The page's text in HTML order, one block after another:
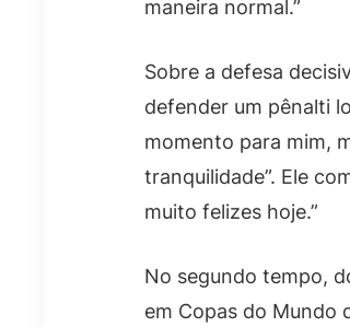
maneira normal.”
Sobre a defesa
defender um pênalti
momento para mim,
tranquilidade”. Ele
muito felizes hoje.”
No segundo tempo,
em Copas do Mundo